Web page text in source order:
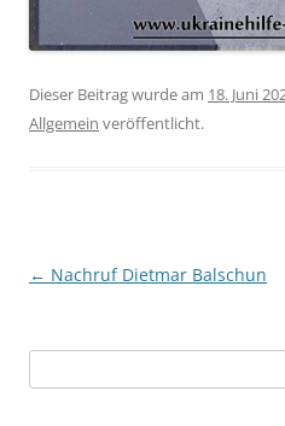
Dieser Beitrag wurde am 18. Juni
Allgemein veröffentlicht.
Beitragsnavigation
← Nachruf Dietmar Balschun
nach: